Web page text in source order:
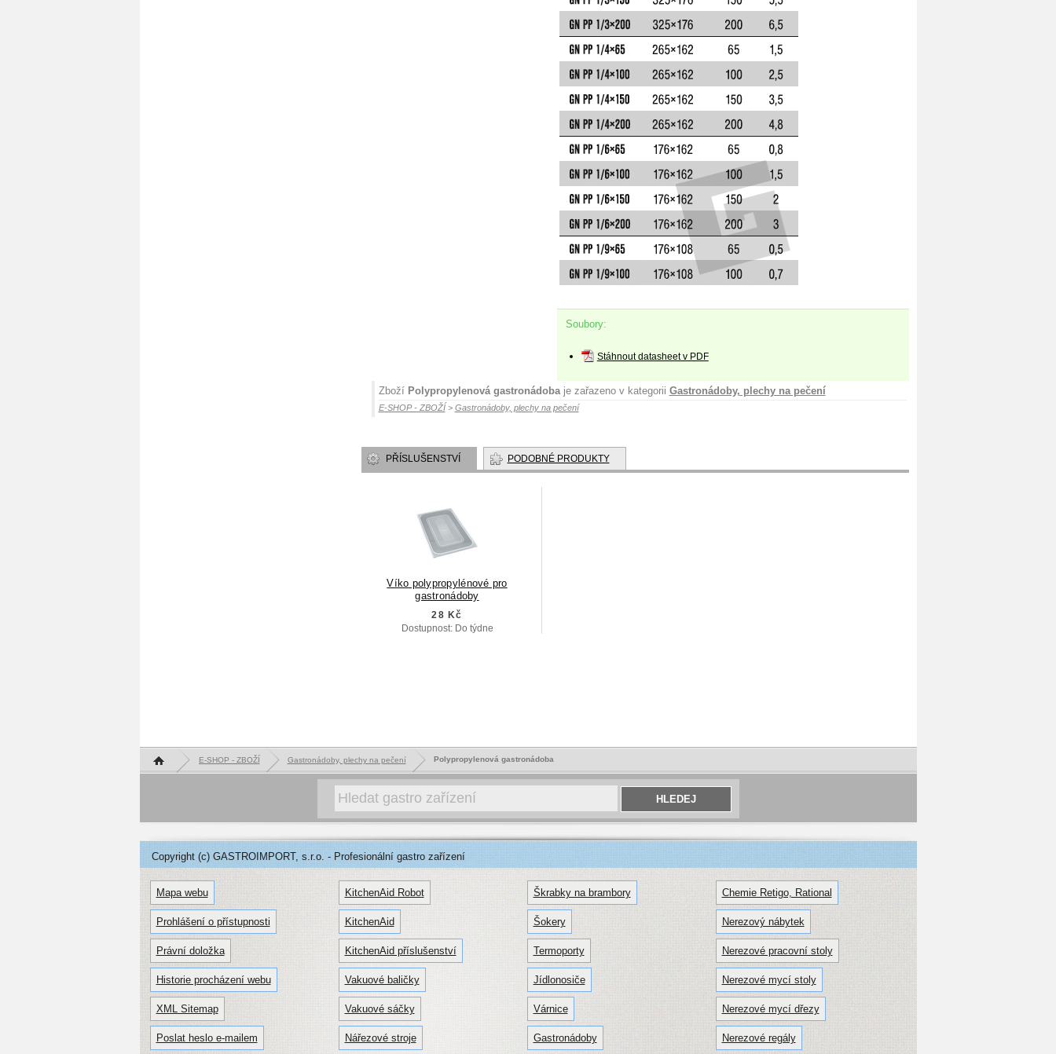
Soubory:
Stáhnout datasheet v PDF
Zboží Polypropylenová gastronádobaje zařazeno v kategorii Gastronádoby, plechy na pečení
E-SHOP - ZBOŽÍ> Gastronádoby, plechy na pečení
PŘÍSLUŠENSTVÍ PODOBNÉ PRODUKTY
Víko polypropylénové pro
gastronádoby
28 Kč
Dostupnost: Do týdne
Hlavní stránka E-SHOP - ZBOŽÍ Gastronádoby, plechy na pečení Polypropylenová gastronádoba
Copyright (c) GASTROIMPORT, s.r.o. - Profesionální gastro zařízení
Mapa webu
Prohlášení o přístupnosti
Právní doložka
Historie procházení webu
XML Sitemap
Poslat heslo e-mailem
KitchenAid Robot
KitchenAid
KitchenAid příslušenství
Vakuové baličky
Vakuové sáčky
Nářezové stroje
Škrabky na brambory
Šokery
Termoporty
Jídlonosiče
Várnice
Gastronádoby
Chemie Retigo, Rational
Nerezový nábytek
Nerezové pracovní stoly
Nerezové mycí stoly
Nerezové mycí dřezy
Nerezové regály